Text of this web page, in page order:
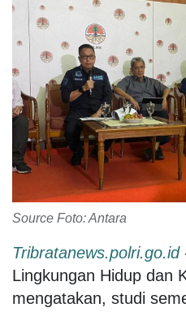
Source Foto: Antara
Tribratanews.polri.go.id
Lingkungan Hidup dan
mengatakan, studi